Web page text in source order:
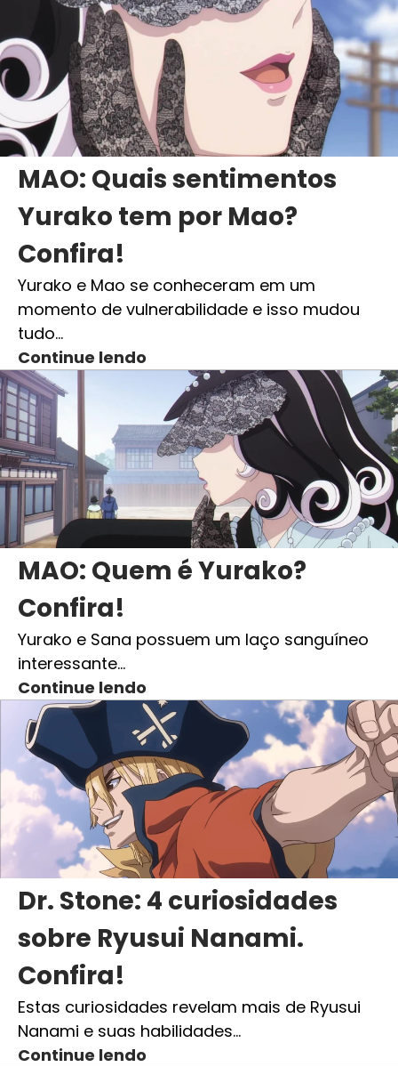
MAO: Quais sentimentos
Yurako tem por Mao?
Confira!
Yurako e Mao se conheceram em um
momento de vulnerabilidade e isso mudou
tudo…
Continue lendo
MAO: Quem é Yurako?
Confira!
Yurako e Sana possuem um laço sanguíneo
interessante…
Continue lendo
Dr. Stone: 4 curiosidades
sobre Ryusui Nanami.
Confira!
Estas curiosidades revelam mais de Ryusui
Nanami e suas habilidades…
Continue lendo